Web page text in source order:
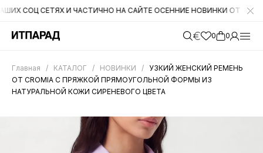
СЕТЯХ И ЧАСТИЧНО НА САЙТЕ ОСЕННИЕ НОВИНКИ ОТ CROMIA. НА
0 0
Главная / КАТАЛОГ / НОВИНКИ /
УЗКИЙ ЖЕНСКИЙ РЕМЕНЬ
ОТ CROMIA С ПРЯЖКОЙ ПРЯМОУГОЛЬНОЙ ФОРМЫ ИЗ
НАТУРАЛЬНОЙ КОЖИ СИРЕНЕВОГО ЦВЕТА